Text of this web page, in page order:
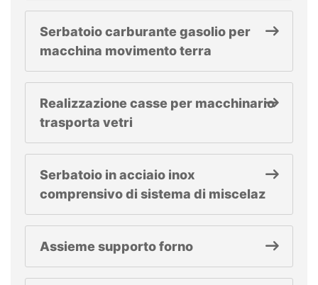
Serbatoio carburante gasolio per
macchina movimento terra
Realizzazione casse per macchinario
trasporta vetri
Serbatoio in acciaio inox
comprensivo di sistema di miscelaz
Assieme supporto forno